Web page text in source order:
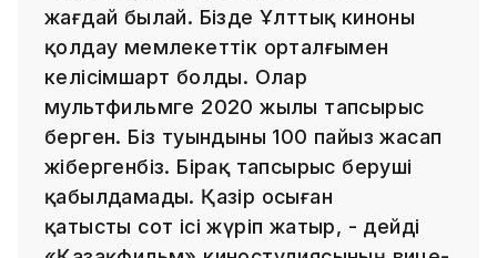
жағдай былай. Бізде Ұлттық киноны
қолдау мемлекеттік орталғымен
келісімшарт болды. Олар
мультфильмге 2020 жылы тапсырыс
берген. Біз туындыны 100 пайыз жасап
жібергенбіз. Бірақ тапсырыс беруші
қабылдамады. Қазір осыған
қатысты сот ісі жүріп жатыр, - дейді